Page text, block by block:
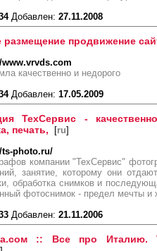
Добавлен: 27.11.2008
размещение продвижение
www.vrvds.com
качественно и недорого
Добавлен: 17.05.2009
ТехСервис -
печать, [ru]
ts-photo.ru/
компании "ТехСервис"
занятие, которому они
обработка снимков и
фотоснимок - предел мечты и
Добавлен: 21.11.2006
:: Все про Италию.